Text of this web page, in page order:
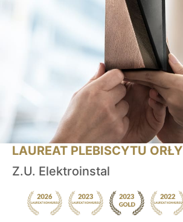
LAUREAT PLEBISCYTU ORŁY
Z.U. Elektroinstal